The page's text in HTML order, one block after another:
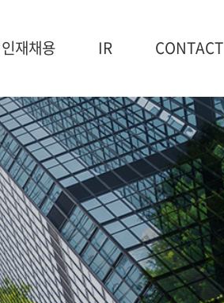
인재채용 IR
IR
CONTACT